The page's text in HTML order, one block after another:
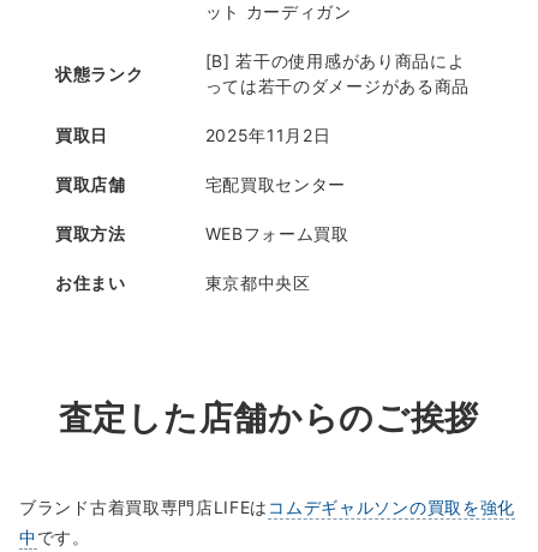
ット カーディガン
状態ランク
[B] 若干の使用感があり商品によ
っては若干のダメージがある商品
買取日 2025年11月2日
買取店舗 宅配買取センター
買取方法 WEBフォーム買取
お住まい 東京都中央区
査定した店舗からのご挨拶
ブランド古着買取専門店LIFEは コムデギャルソンの買取を強化
中です。